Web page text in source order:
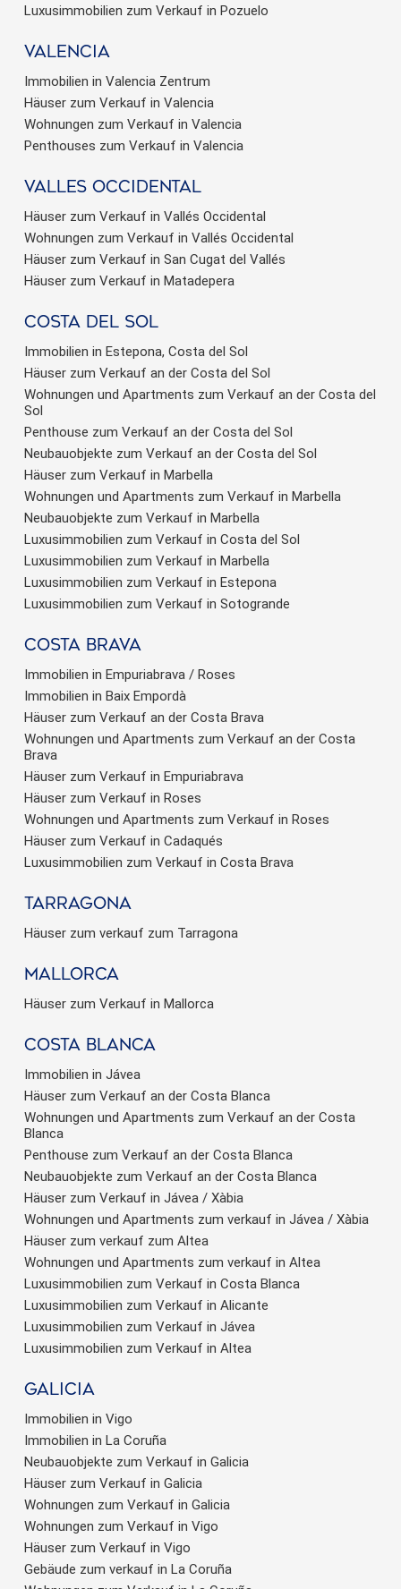
Luxusimmobilien zum Verkauf in Pozuelo
valencia
Immobilien in Valencia Zentrum
Häuser zum Verkauf in Valencia
Wohnungen zum Verkauf in Valencia
Penthouses zum Verkauf in Valencia
valles occidental
Häuser zum Verkauf in Vallés Occidental
Wohnungen zum Verkauf in Vallés Occidental
Häuser zum Verkauf in San Cugat del Vallés
Häuser zum Verkauf in Matadepera
Costa del sol
Immobilien in Estepona, Costa del Sol
Häuser zum Verkauf an der Costa del Sol
Wohnungen und Apartments zum Verkauf an der Costa del
Sol
Penthouse zum Verkauf an der Costa del Sol
Neubauobjekte zum Verkauf an der Costa del Sol
Häuser zum Verkauf in Marbella
Wohnungen und Apartments zum Verkauf in Marbella
Neubauobjekte zum Verkauf in Marbella
Luxusimmobilien zum Verkauf in Costa del Sol
Luxusimmobilien zum Verkauf in Marbella
Luxusimmobilien zum Verkauf in Estepona
Luxusimmobilien zum Verkauf in Sotogrande
Costa brava
Immobilien in Empuriabrava / Roses
Immobilien in Baix Empordà
Häuser zum Verkauf an der Costa Brava
Wohnungen und Apartments zum Verkauf an der Costa
Brava
Häuser zum Verkauf in Empuriabrava
Häuser zum Verkauf in Roses
Wohnungen und Apartments zum Verkauf in Roses
Häuser zum Verkauf in Cadaqués
Luxusimmobilien zum Verkauf in Costa Brava
Tarragona
Häuser zum verkauf zum Tarragona
Mallorca
Häuser zum Verkauf in Mallorca
Costa Blanca
Immobilien in Jávea
Häuser zum Verkauf an der Costa Blanca
Wohnungen und Apartments zum Verkauf an der Costa
Blanca
Penthouse zum Verkauf an der Costa Blanca
Neubauobjekte zum Verkauf an der Costa Blanca
Häuser zum Verkauf in Jávea / Xàbia
Wohnungen und Apartments zum verkauf in Jávea / Xàbia
Häuser zum verkauf zum Altea
Wohnungen und Apartments zum verkauf in Altea
Luxusimmobilien zum Verkauf in Costa Blanca
Luxusimmobilien zum Verkauf in Alicante
Luxusimmobilien zum Verkauf in Jávea
Luxusimmobilien zum Verkauf in Altea
Galicia
Immobilien in Vigo
Immobilien in La Coruña
Neubauobjekte zum Verkauf in Galicia
Häuser zum Verkauf in Galicia
Wohnungen zum Verkauf in Galicia
Wohnungen zum Verkauf in Vigo
Häuser zum Verkauf in Vigo
Gebäude zum verkauf in La Coruña